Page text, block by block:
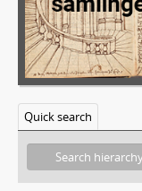
Quick search
3 -
4 -
5 -
9 -
10 -
11 -